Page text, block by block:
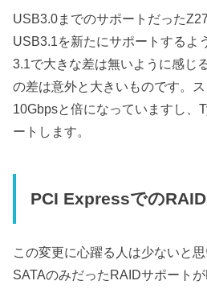
USB3.0までのサポートだった
USB3.1を新たにサポートするよ
3.1で大きな差は無いように感じ
の差は意外と大きいものです。
10Gbpsと倍になっていますし、
ートします。
PCI Expressでの
この変更に心躍る人は少ないと
SATAのみだったRAIDサポート